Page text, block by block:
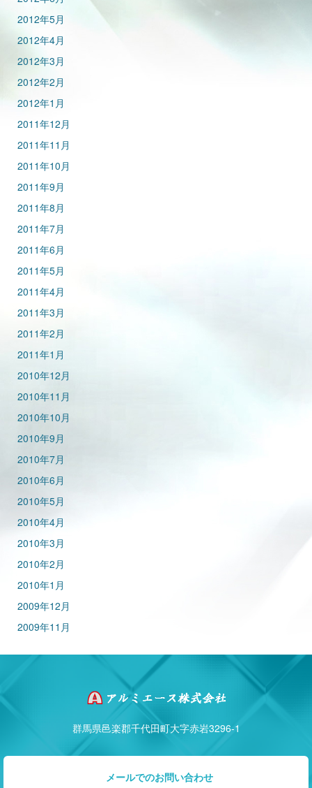
2012年5月
2012年4月
2012年3月
2012年2月
2012年1月
2011年12月
2011年11月
2011年10月
2011年9月
2011年8月
2011年7月
2011年6月
2011年5月
2011年4月
2011年3月
2011年2月
2011年1月
2010年12月
2010年11月
2010年10月
2010年9月
2010年7月
2010年6月
2010年5月
2010年4月
2010年3月
2010年2月
2010年1月
2009年12月
2009年11月
群馬県邑楽郡千代田町大字赤岩3296-1
メールでのお問い合わせ